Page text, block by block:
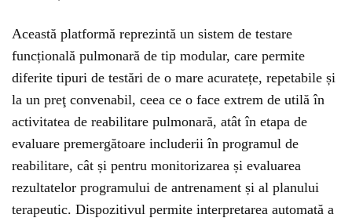
Această platformă reprezintă un sistem de testare
funcțională pulmonară de tip modular, care permite
diferite tipuri de testări de o mare acuratețe, repetabile și
la un preţ convenabil, ceea ce o face extrem de utilă în
activitatea de reabilitare pulmonară, atât în etapa de
evaluare premergătoare includerii în programul de
reabilitare, cât și pentru monitorizarea și evaluarea
rezultatelor programului de antrenament și al planului
terapeutic. Dispozitivul permite interpretarea automată a